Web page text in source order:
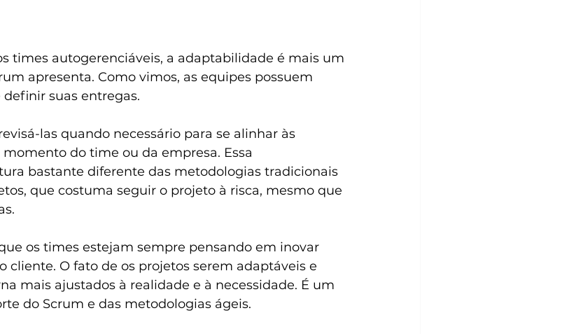
times autogerenciáveis, a adaptabilidade é mais um
apresenta. Como vimos, as equipes possuem
suas entregas.
las quando necessário para se alinhar às
do time ou da empresa. Essa
bastante diferente das metodologias tradicionais
que costuma seguir o projeto à risca, mesmo que
os times estejam sempre pensando em inovar
cliente. O fato de os projetos serem adaptáveis e
mais ajustados à realidade e à necessidade. É um
do Scrum e das metodologias ágeis.